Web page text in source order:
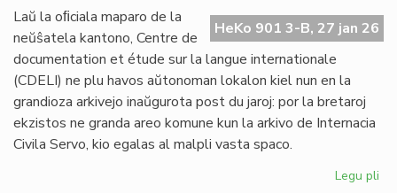
HeKo 901 3-B, 27 jan 26
Laŭ la oﬁciala maparo de la
neŭŝatela kantono, Centre de
documentation et étude sur la langue internationale
(CDELI) ne plu havos aŭtonoman lokalon kiel nun en la
grandioza arkivejo inaŭgurota post du jaroj: por la bretaroj
ekzistos ne granda areo komune kun la arkivo de Internacia
Civila Servo, kio egalas al malpli vasta spaco.
Legu pli